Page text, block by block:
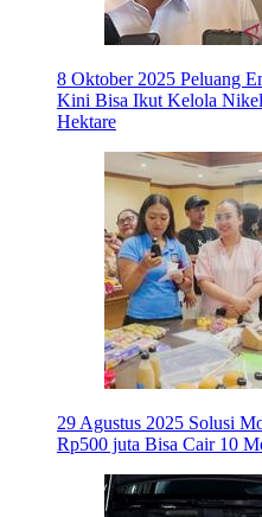
8 Oktober 2025 Peluang
Kini Bisa Ikut Kelola
Hektare
29 Agustus 2025 Solusi
Rp500 juta Bisa Cair 10